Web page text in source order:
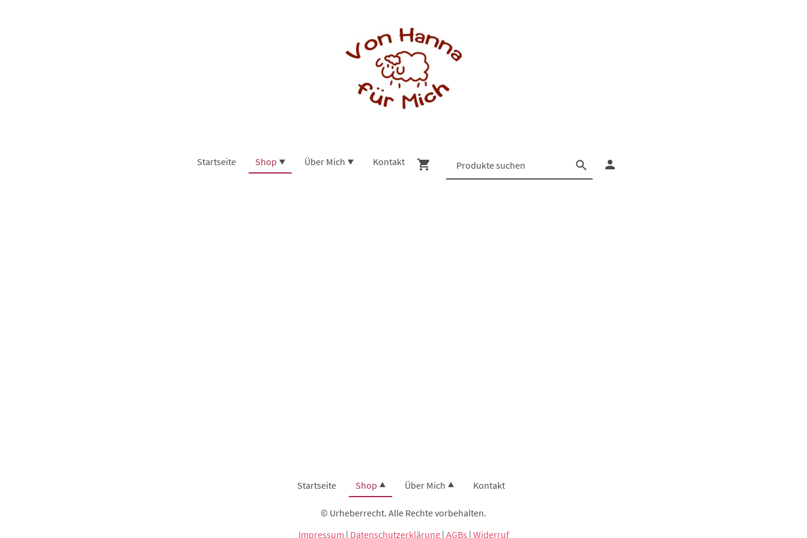
Startseite Shop Über Mich Kontakt
Startseite Shop Über Mich Kontakt
© Urheberrecht. Alle Rechte vorbehalten.
Impressum | Datenschutzerklärung| AGBs | Widerruf